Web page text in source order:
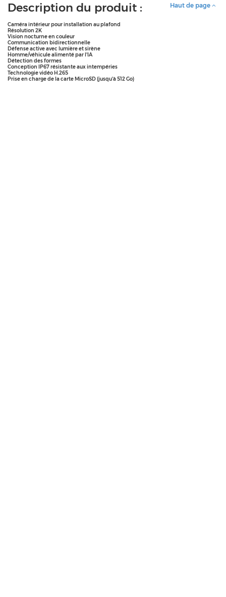
Haut de page
Description du produit :
Caméra intérieur pour installation au plafond
Résolution 2K
Vision nocturne en couleur
Communication bidirectionnelle
Défense active avec lumière et sirène
Homme/véhicule alimenté par l'IA
Détection des formes
Conception IP67 résistante aux intempéries
Technologie vidéo H.265
Prise en charge de la carte MicroSD (jusqu'à 512 Go)